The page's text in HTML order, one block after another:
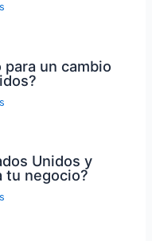
un cambio
Unidos y
tu negocio?